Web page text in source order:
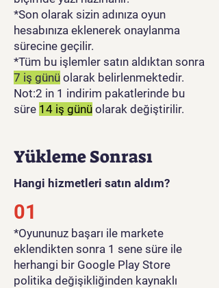
*Son olarak sizin adınıza oyun
hesabınıza eklenerek onaylanma
sürecine geçilir.
*Tüm bu işlemler satın aldıktan sonra
7 iş günü olarak belirlenmektedir.
Not:2 in 1 indirim pakatlerinde bu
süre 14 iş günü olarak değiştirilir.
Yükleme Sonrası
Hangi hizmetleri satın aldım?
01
​*Oyununuz başarı ile markete
eklendikten sonra 1 sene süre ile
herhangi bir Google Play Store
politika değişikliğinden kaynaklı